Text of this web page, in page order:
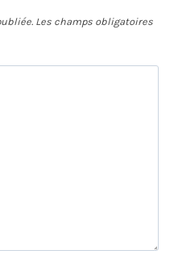
Les champs obligatoires